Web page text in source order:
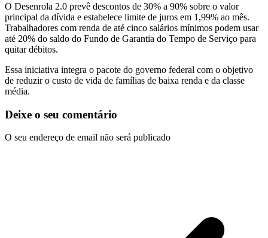
O Desenrola 2.0 prevê descontos de 30% a 90% sobre o valor
principal da dívida e estabelece limite de juros em 1,99% ao mês.
Trabalhadores com renda de até cinco salários mínimos podem usar
até 20% do saldo do Fundo de Garantia do Tempo de Serviço para
quitar débitos.
Essa iniciativa integra o pacote do governo federal com o objetivo
de reduzir o custo de vida de famílias de baixa renda e da classe
média.
Deixe o seu comentário
O seu endereço de email não será publicado